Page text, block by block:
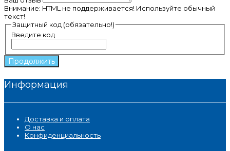
Внимание: HTML не поддерживается! Используйте обычный
текст!
Защитный код (обязательно!)
Введите код
Продолжить
Информация
Доставка и оплата
О нас
Конфиденциальность